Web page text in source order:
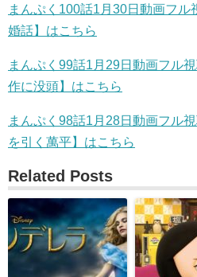
まんぷく100話1月30日動画フ
婚話】はこちら
まんぷく99話1月29日動画フル
作に没頭】はこちら
まんぷく98話1月28日動画フル
を引く萬平】はこちら
Related Posts